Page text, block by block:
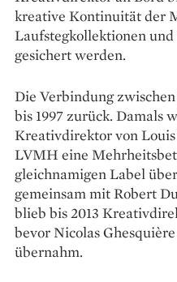
kreative Kontinuität der
Laufstegkollektionen und
gesichert werden.
Die Verbindung
bis 1997 zurück. Damals
Kreativdirektor von
LVMH eine
gleichnamigen Label
gemeinsam mit Robert
blieb bis 2013
bevor Nicolas
übernahm.